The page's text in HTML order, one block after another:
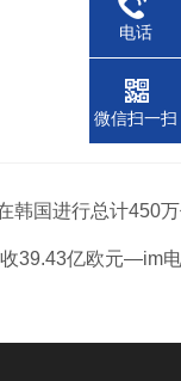
韩国进行总计450
39.43亿欧元—im
电话
微信扫一扫